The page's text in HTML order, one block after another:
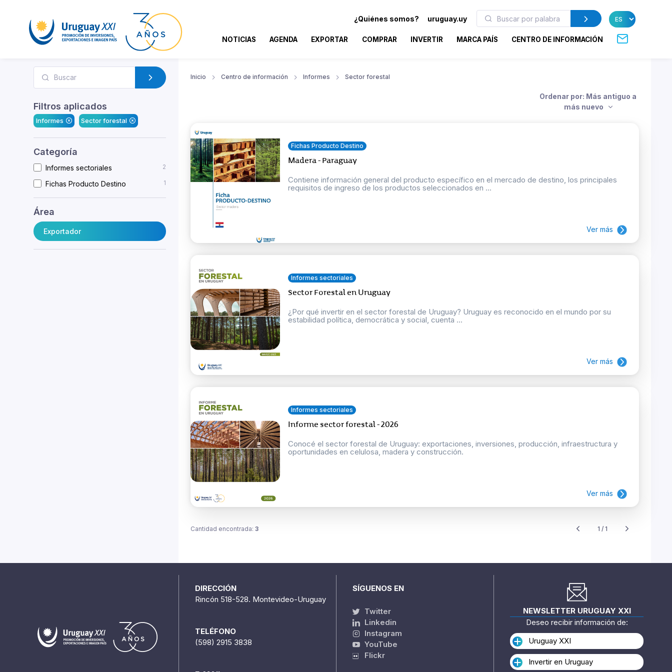
¿Quiénes somos? uruguay.uy
NOTICIAS AGENDA EXPORTAR COMPRAR INVERTIR MARCA PAÍS CENTRO DE INFORMACIÓN
Filtros aplicados
Informes Sector forestal
Categoría
Informes sectoriales 2
Fichas Producto Destino 1
Área
Exportador
Inicio Centro de información Informes Sector forestal
Ordenar por: Más antiguo a
más nuevo
Fichas Producto Destino
Madera - Paraguay
Contiene información general del producto específico en el mercado de destino, los principales
requisitos de ingreso de los productos seleccionados en ...
Ver más
Informes sectoriales
Sector Forestal en Uruguay
¿Por qué invertir en el sector forestal de Uruguay? Uruguay es reconocido en el mundo por su
estabilidad política, democrática y social, cuenta ...
Ver más
Informes sectoriales
Informe sector forestal - 2026
Conocé el sector forestal de Uruguay: exportaciones, inversiones, producción, infraestructura y
oportunidades en celulosa, madera y construcción.
Ver más
Cantidad encontrada: 3 1 / 1
DIRECCIÓN
Rincón 518-528. Montevideo-Uruguay
TELÉFONO
(598) 2915 3838
SÍGUENOS EN
Twitter
Linkedin
Instagram
YouTube
Flickr
NEWSLETTER URUGUAY XXI
Deseo recibir información de:
Uruguay XXI
Invertir en Uruguay